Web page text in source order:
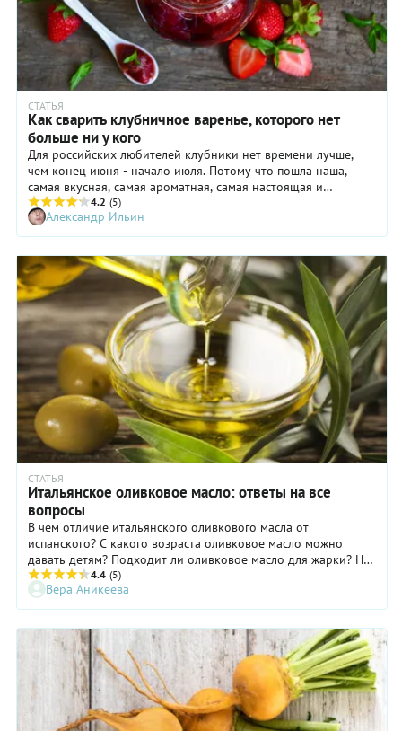
СТАТЬЯ
Как сварить клубничное варенье, которого нет
больше ни у кого
Для российских любителей клубники нет времени лучше,
чем конец июня - начало июля. Потому что пошла наша,
самая вкусная, самая ароматная, самая настоящая и
любимая клубника — из Ростовской области и
Краснодарского края. Наелись? Тогда запоминайте, что с ней
можно приготовить особенного.
4.2 (5)
Александр Ильин
СТАТЬЯ
Итальянское оливковое масло: ответы на все
вопросы
В чём отличие итальянского оливкового масла от
испанского? С какого возраста оливковое масло можно
давать детям? Подходит ли оливковое масло для жарки? На
эти вопросы нам ответили специалисты из Италии —
представители итальянской организации, занимающейся
вопросами производства оливкового масла extra virgin, —
Consorzio Extravergine di Qualità (CEQ): президент
консорциума Элиа Фиорилло, директор консорциума Мауро
Мелони и Дзефферино Монини — вице-президент
консорциума и президент компании Monini. Они собрались
в Кулинарной студии Гастронома и провели круглый стол
«Оливковое масло — красота и здоровье». И вот что мы
узнали об итальянском оливковом масле.
4.4 (5)
Вера Аникеева